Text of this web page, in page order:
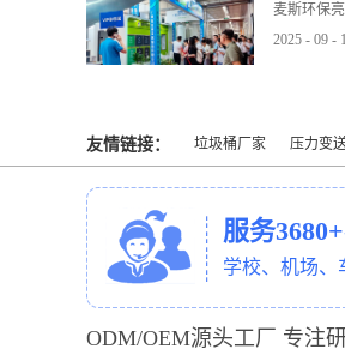
麦斯环保
2025 - 09 -
友情链接： 垃圾桶厂家 压力变
服务
学校、机场、
ODM/OEM源头工厂 专